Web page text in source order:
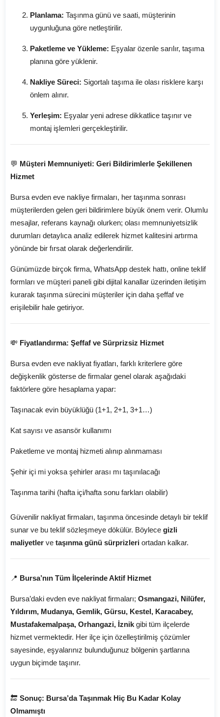
Planlama: Taşınma günü ve saati, müşterinin
uygunluğuna göre netleştirilir.
Paketleme ve Yükleme: Eşyalar özenle sarılır, taşıma
planına göre yüklenir.
Nakliye Süreci: Sigortalı taşıma ile olası risklere karşı
önlem alınır.
Yerleşim: Eşyalar yeni adrese dikkatlice taşınır ve
montaj işlemleri gerçekleştirilir.
💬 Müşteri Memnuniyeti: Geri Bildirimlerle Şekillenen
Hizmet
Bursa evden eve nakliye firmaları, her taşınma sonrası
müşterilerden gelen geri bildirimlere büyük önem verir. Olumlu
mesajlar, referans kaynağı olurken; olası memnuniyetsizlik
durumları detaylıca analiz edilerek hizmet kalitesini artırma
yönünde bir fırsat olarak değerlendirilir.
Günümüzde birçok firma, WhatsApp destek hattı, online teklif
formları ve müşteri paneli gibi dijital kanallar üzerinden iletişim
kurarak taşınma sürecini müşteriler için daha şeffaf ve
erişilebilir hale getiriyor.
💸 Fiyatlandırma: Şeffaf ve Sürprizsiz Hizmet
Bursa evden eve nakliyat fiyatları, farklı kriterlere göre
değişkenlik gösterse de firmalar genel olarak aşağıdaki
faktörlere göre hesaplama yapar:
Taşınacak evin büyüklüğü (1+1, 2+1, 3+1…)
Kat sayısı ve asansör kullanımı
Paketleme ve montaj hizmeti alınıp alınmaması
Şehir içi mi yoksa şehirler arası mı taşınılacağı
Taşınma tarihi (hafta içi/hafta sonu farkları olabilir)
Güvenilir nakliyat firmaları, taşınma öncesinde detaylı bir teklif
sunar ve bu teklif sözleşmeye dökülür. Böylece gizli
maliyetler ve taşınma günü sürprizleri ortadan kalkar.
📍 Bursa’nın Tüm İlçelerinde Aktif Hizmet
Bursa’daki evden eve nakliyat firmaları; Osmangazi, Nilüfer,
Yıldırım, Mudanya, Gemlik, Gürsu, Kestel, Karacabey,
Mustafakemalpaşa, Orhangazi, İznik gibi tüm ilçelerde
hizmet vermektedir. Her ilçe için özelleştirilmiş çözümler
sayesinde, eşyalarınız bulunduğunuz bölgenin şartlarına
uygun biçimde taşınır.
🔚 Sonuç: Bursa’da Taşınmak Hiç Bu Kadar Kolay
Olmamıştı